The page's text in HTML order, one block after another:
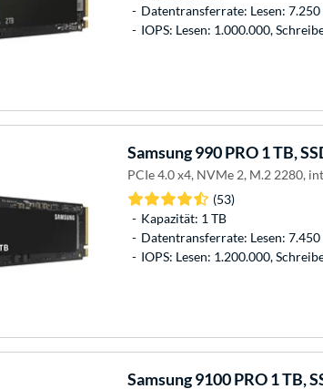
Datentransferrate: Lesen:
IOPS: Lesen: 1.000.000,
Samsung990 PRO 1 TB,
PCIe 4.0 x4, NVMe 2, M.2 2280,
(53)
Kapazität: 1 TB
Datentransferrate: Lesen:
IOPS: Lesen: 1.200.000,
Samsung9100 PRO 1 TB,